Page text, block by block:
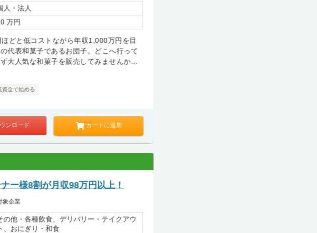
人・法人
万円
どと低コストながら年収1,000万円を目
代表和菓子であるお団子。どこへ行って
大人気な和菓子を販売してみませんか...
資金で始める
ンロード カートに追加
ー様8割が月収98万円以上！
象企業
の他・各種飲食、デリバリー・テイクアウ
、おにぎり・和食